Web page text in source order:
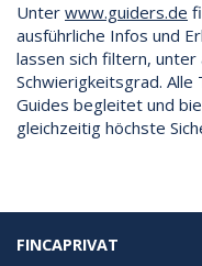
Unter www.guiders.de
ausführliche Infos und
lassen sich filtern, unter
Schwierigkeitsgrad.
Guides begleitet und
gleichzeitig höchste
FINCAPRIVAT